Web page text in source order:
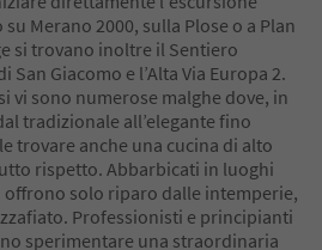
Merano 2000, sulla Plose o a Plan
si trovano inoltre il Sentiero
San Giacomo e l’Alta Via Europa 2.
vi sono numerose malghe dove, in
tradizionale all’elegante fino
trovare anche una cucina di alto
rispetto. Abbarbicati in luoghi
solo riparo dalle intemperie,
Professionisti e principianti
sperimentare una straordinaria